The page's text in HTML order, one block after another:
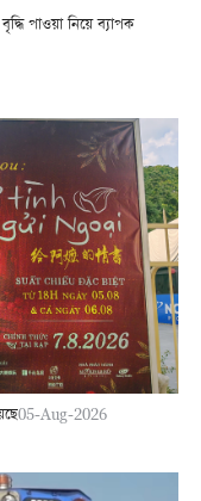
পাওয়া নিয়ে ব্যাপক
05-Aug-2026